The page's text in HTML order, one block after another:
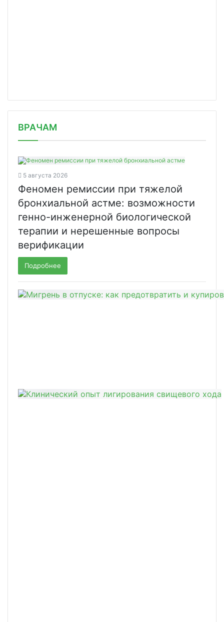
ВРАЧАМ
5 августа 2026
Феномен ремиссии при тяжелой
бронхиальной астме: возможности
генно-инженерной биологической
терапии и нерешенные вопросы
верификации
Подробнее